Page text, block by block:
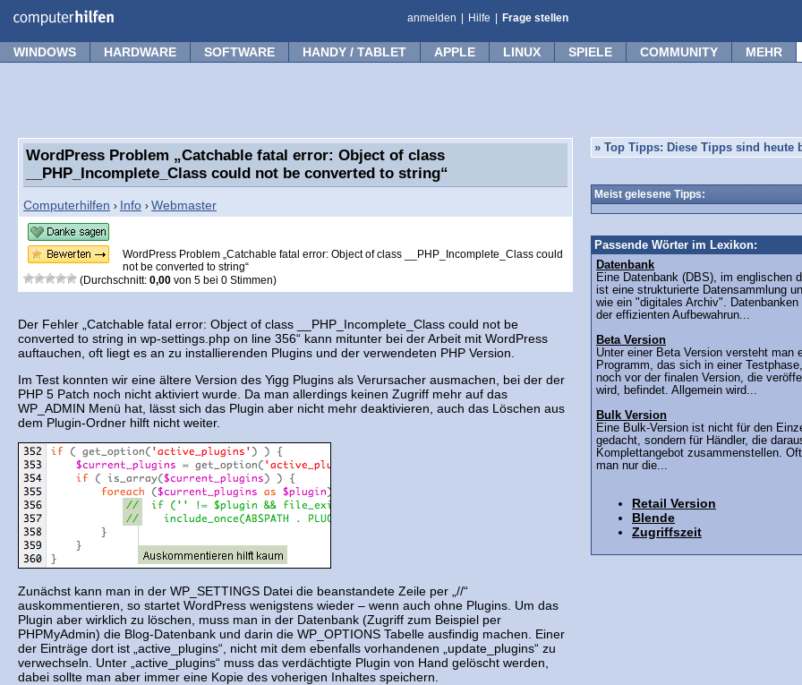
anmelden Hilfe Frage stellen
WINDOWS HARDWARE SOFTWARE HANDY / TABLET APPLE LINUX SPIELE COMMUNITY MEHR
WordPress Problem „Catchable fatal error: Object of class
__PHP_Incomplete_Class could not be converted to string“
Computerhilfen › Info › Webmaster
WordPress Problem „Catchable fatal error: Object of class __PHP_Incomplete_Class could
not be converted to string“
(Durchschnitt: 0,00 von 5 bei 0 Stimmen)
Der Fehler „Catchable fatal error: Object of class __PHP_Incomplete_Class could not be
converted to string in wp-settings.php on line 356“ kann mitunter bei der Arbeit mit WordPress
auftauchen, oft liegt es an zu installierenden Plugins und der verwendeten PHP Version.
Im Test konnten wir eine ältere Version des Yigg Plugins als Verursacher ausmachen, bei der der
PHP 5 Patch noch nicht aktiviert wurde. Da man allerdings keinen Zugriff mehr auf das
WP_ADMIN Menü hat, lässt sich das Plugin aber nicht mehr deaktivieren, auch das Löschen aus
dem Plugin-Ordner hilft nicht weiter.
Zunächst kann man in der WP_SETTINGS Datei die beanstandete Zeile per „//“
auskommentieren, so startet WordPress wenigstens wieder – wenn auch ohne Plugins. Um das
Plugin aber wirklich zu löschen, muss man in der Datenbank (Zugriff zum Beispiel per
PHPMyAdmin) die Blog-Datenbank und darin die WP_OPTIONS Tabelle ausfindig machen. Einer
der Einträge dort ist „active_plugins“, nicht mit dem ebenfalls vorhandenen „update_plugins“ zu
verwechseln. Unter „active_plugins“ muss das verdächtigte Plugin von Hand gelöscht werden,
dabei sollte man aber immer eine Kopie des voherigen Inhaltes speichern.
» Top Tipps: Diese Tipps sind heute
Meist gelesene Tipps:
Passende Wörter im Lexikon:
Datenbank
Eine Datenbank (DBS), im englischen
ist eine strukturierte Datensammlung
wie ein "digitales Archiv". Datenbanken
der effizienten Aufbewahrun...
Beta Version
Unter einer Beta Version versteht man
Programm, das sich in einer
noch vor der finalen Version, die
wird, befindet. Allgemein wird...
Bulk Version
Eine Bulk-Version ist nicht für den
gedacht, sondern für Händler, die
Komplettangebot zusammenstellen.
man nur die...
Retail Version
Blende
Zugriffszeit